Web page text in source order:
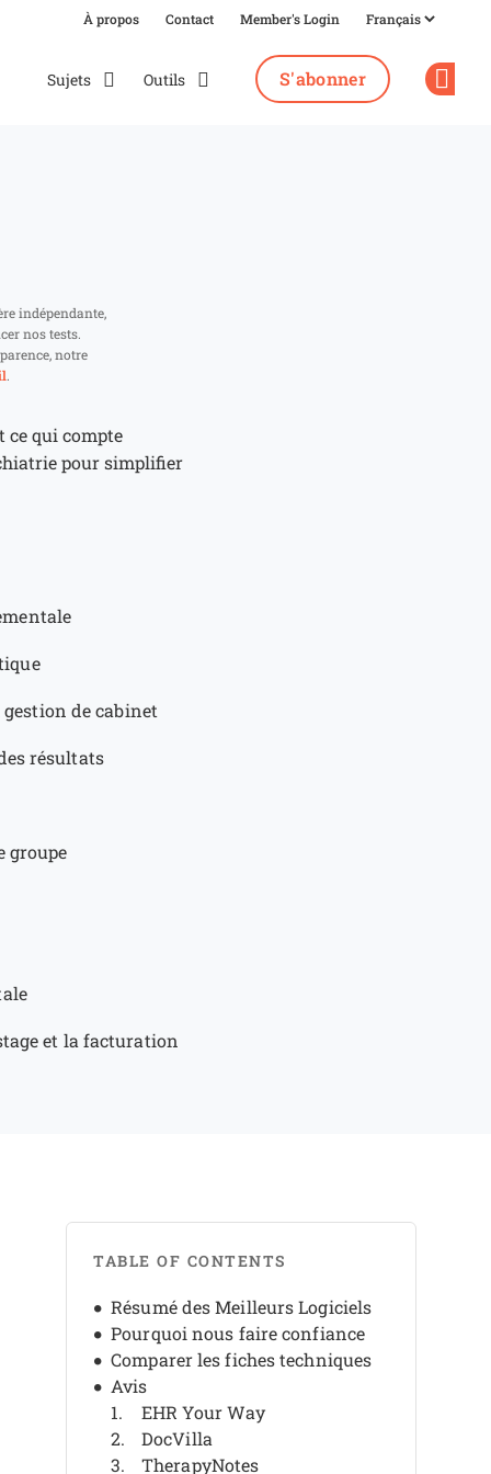
À propos Contact Member's Login
Sujets Outils S'abonner
indépendante,
nos tests.
notre
.
qui compte
pour simplifier
de cabinet
résultats
groupe
et la facturation
TABLE OF CONTENTS
Résumé des Meilleurs Logiciels
Pourquoi nous faire confiance
Comparer les fiches techniques
Avis
EHR Your Way
DocVilla
TherapyNotes